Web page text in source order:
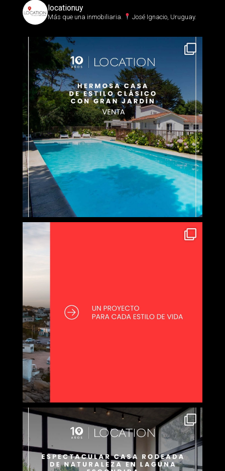
locationuy
Más que una inmobiliaria.⁣ José Ignacio, Uruguay.